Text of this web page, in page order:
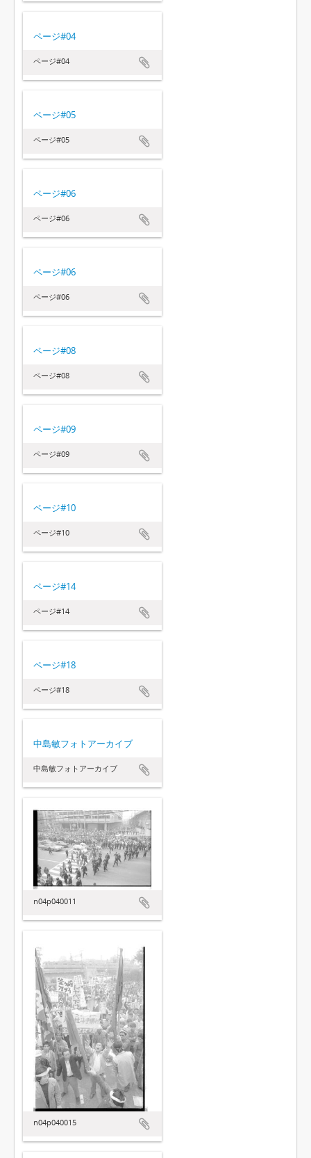
ページ#04
ページ#04
ページ#05
ページ#05
ページ#06
ページ#06
ページ#06
ページ#06
ページ#08
ページ#08
ページ#09
ページ#09
ページ#10
ページ#10
ページ#14
ページ#14
ページ#18
ページ#18
中島敏フォトアーカイブ
中島敏フォトアーカイブ
n04p040011
n04p040015